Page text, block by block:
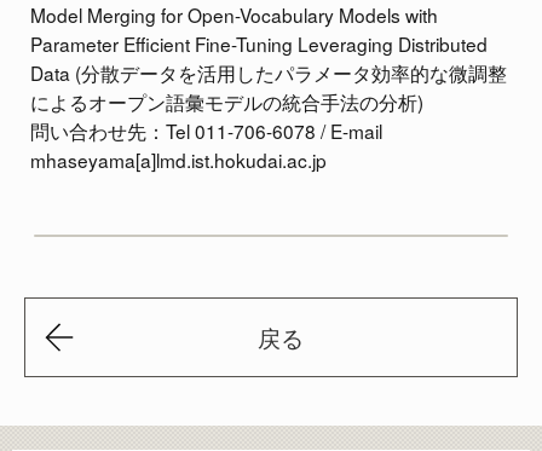
Model Merging for Open-Vocabulary Models with
Parameter Efficient Fine-Tuning Leveraging Distributed
Data (分散データを活用したパラメータ効率的な微調整
によるオープン語彙モデルの統合手法の分析)
問い合わせ先：Tel 011-706-6078 / E-mail
mhaseyama[a]lmd.ist.hokudai.ac.jp
戻る